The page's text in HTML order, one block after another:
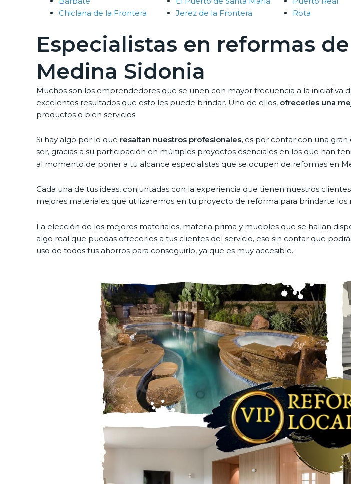
Chiclana de la Frontera
Jerez de la Frontera
Rota
Especialistas en reformas
Medina Sidonia
Muchos son los emprendedores que se unen con mayor frecuencia a la iniciativa
excelentes resultados que esto les puede brindar. Uno de ellos, ofrecerles una
productos o bien servicios.
Si hay algo por lo que resaltan nuestros profesionales, es por contar con una
ser, gracias a su participación en múltiples proyectos esenciales en los que han
al momento de poner a tu alcance especialistas que se ocupen de reformas en
Cada una de tus ideas, conjuntadas con la experiencia que tienen nuestros
mejores materiales que utilizaremos en tu proyecto de reforma para brindarte los
La elección de los mejores materiales, materia prima y muebles que se hallan
algo real que puedas ofrecerles a tus clientes del servicio, eso sin contar que
uso de todos tus ahorros para conseguirlo, ya que es muy accesible.